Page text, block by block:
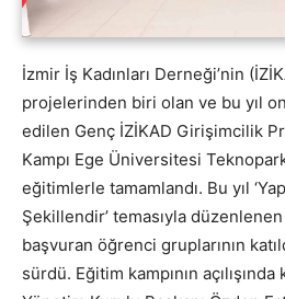
İzmir İş Kadınları Derneği’nin
projelerinden biri olan ve bu yıl
edilen Genç İZİKAD Girişimcilik
Kampı Ege Üniversitesi
eğitimlerle tamamlandı. Bu yıl
Şekillendir’ temasıyla
başvuran öğrenci gruplarının
sürdü. Eğitim kampının